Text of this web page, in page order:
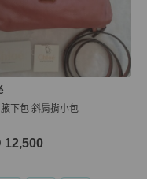
下包 斜肩揹小包
12,500